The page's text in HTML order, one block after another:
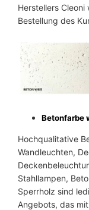
Herstellers
Bestellung des
Betonfarbe
Hochqualitative
Wandleuchten,
Stahllampen,
Sperrholz sind
Angebots, das